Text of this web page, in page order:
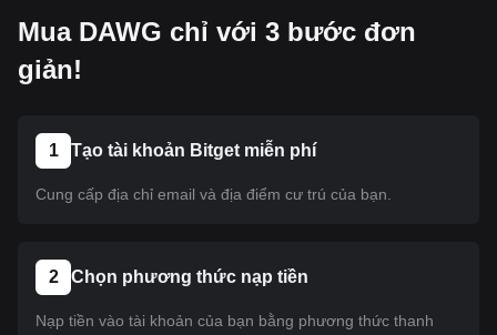
Khi coin này có mặt trên Bitget, bạn có thể làm theo
cũng áp dụng cho tất cả các loại tiền điện tử đã
Mua DAWG chỉ với 3 bước đơn
giản!
1 Tạo tài khoản Bitget miễn phí
Cung cấp địa chỉ email và địa điểm cư trú của bạn.
2 Chọn phương thức nạp tiền
Nạp tiền vào tài khoản của bạn bằng phương thức thanh